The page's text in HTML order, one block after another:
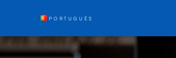
PORTUGUÊS